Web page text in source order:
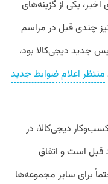
یکی از گزینه‌های
چندی قبل در مراسم
جدید دیجی‌کالا بود،
منتظر اعلام ضوابط جدید
دیجی‌کالا، در
قبل است و اتفاق
برای سایر مجموعه‌ها